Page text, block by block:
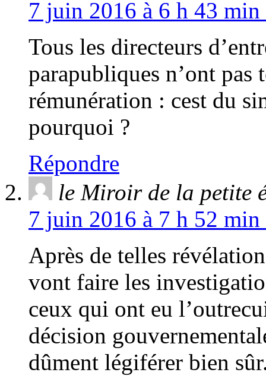
7 juin 2016 à 6 h 43
Tous les directeurs
parapubliques n’ont pas
rémunération : cest du
pourquoi ?
Répondre
le Miroir de la petite
7 juin 2016 à 7 h 52
Après de telles
vont faire les
ceux qui ont eu
décision
dûment légiférer bien